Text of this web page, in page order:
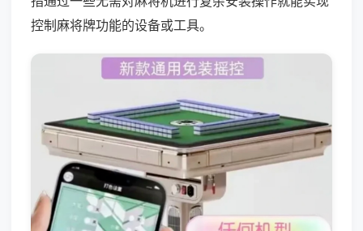
控制麻将牌功能的设备或工具。